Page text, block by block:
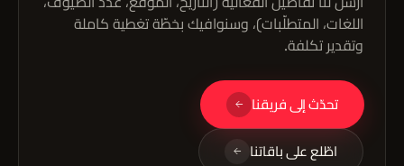
اللغات، المتطلّبات)، وسنوافيك بخطّة تغطية كاملة
وتقدير تكلفة.
تحدّث إلى فريقنا
اطّلع على باقاتنا